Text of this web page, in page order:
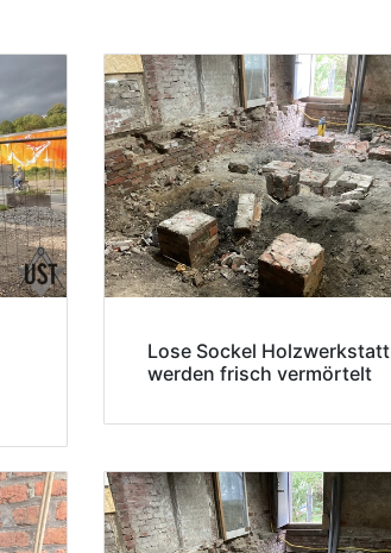
Lose Sockel Holzwerkstatt
werden frisch vermörtelt